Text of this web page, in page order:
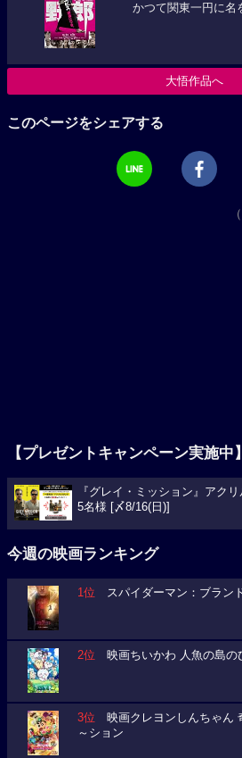
かつて関東一円に名
大悟作品へ
このページをシェアする
（
【プレゼントキャンペーン実施中】
『グレイ・ミッション』アク
5名様 [〆8/16(日)]
今週の映画ランキング
1位 スパイダーマン：ブラン
2位 映画ちいかわ 人魚の島の
3位 映画クレヨンしんちゃん
～ション